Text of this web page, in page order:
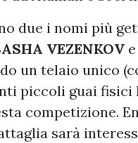
due i nomi più
VEZENKOV e
un telaio unico
piccoli guai fisici
competizione.
sarà